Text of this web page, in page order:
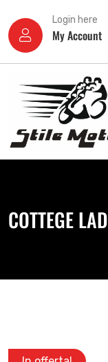
Login here
My Account
COTTEGE